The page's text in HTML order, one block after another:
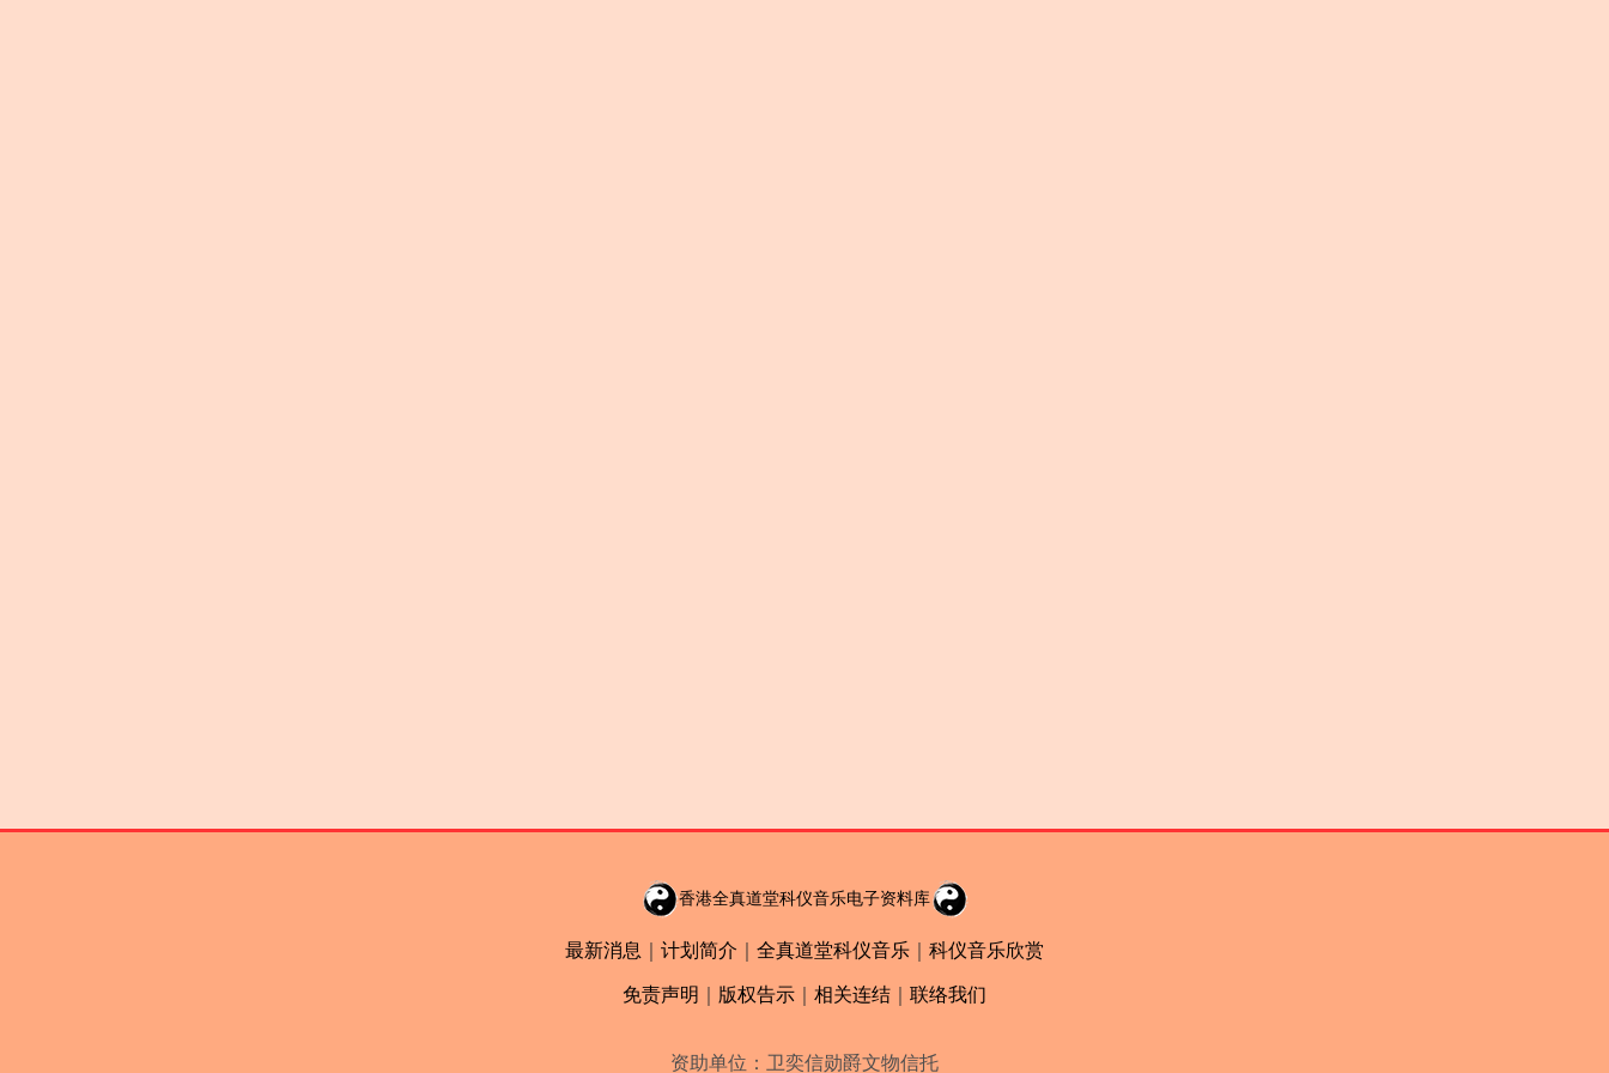
香港全真道堂科仪音乐电子资料库
最新消息 ｜ 计划简介 ｜ 全真道堂科仪音乐 ｜ 科仪音乐欣赏
免责声明 ｜ 版权告示 ｜ 相关连结 ｜ 联络我们
资助单位：卫奕信勋爵文物信托